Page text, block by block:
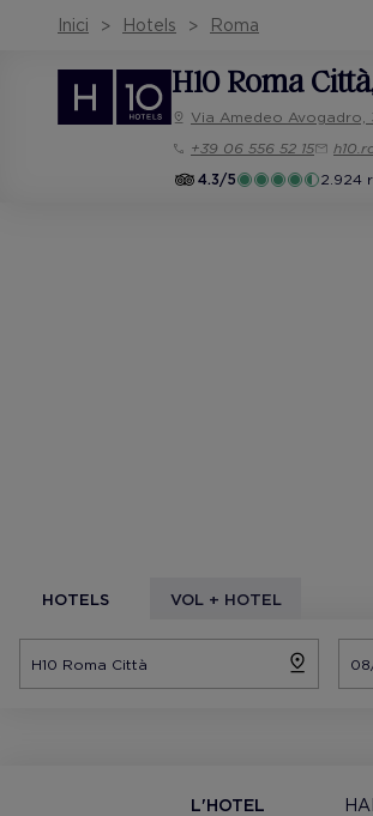
Inici Hotels Roma
H10 Roma Città
Via Amedeo Avogadro,
+39 06 556 52 15
4.3/5
2.924
HOTELS VOL + HOTEL
L'HOTEL